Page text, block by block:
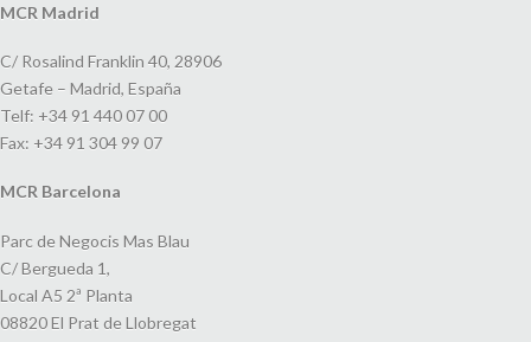
MCR Madrid
C/ Rosalind Franklin 40, 28906
Getafe – Madrid, España
Telf: +34 91 440 07 00
Fax: +34 91 304 99 07
MCR Barcelona
Parc de Negocis Mas Blau
C/ Bergueda 1,
Local A5 2ª Planta
08820 El Prat de Llobregat